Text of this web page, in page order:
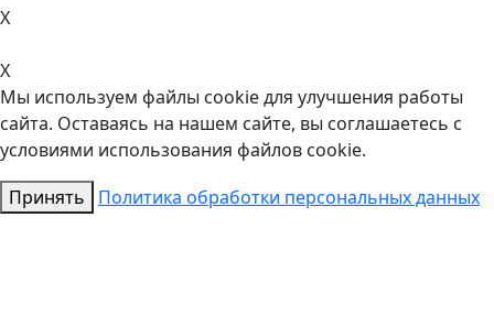
X
X
Мы используем файлы cookie для улучшения работы
сайта. Оставаясь на нашем сайте, вы соглашаетесь с
условиями использования файлов cookie.
Принять
Политика обработки персональных данных